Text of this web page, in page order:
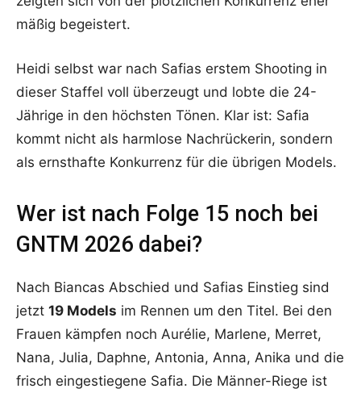
mäßig begeistert.
Heidi selbst war nach Safias erstem Shooting in
dieser Staffel voll überzeugt und lobte die 24-
Jährige in den höchsten Tönen. Klar ist: Safia
kommt nicht als harmlose Nachrückerin, sondern
als ernsthafte Konkurrenz für die übrigen Models.
Wer ist nach Folge 15 noch bei
GNTM 2026 dabei?
Nach Biancas Abschied und Safias Einstieg sind
jetzt 19 Models im Rennen um den Titel. Bei den
Frauen kämpfen noch Aurélie, Marlene, Merret,
Nana, Julia, Daphne, Antonia, Anna, Anika und die
frisch eingestiegene Safia. Die Männer-Riege ist